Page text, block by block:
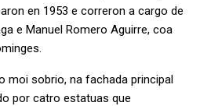
en 1953 e correron a cargo de
e Manuel Romero Aguirre, coa
moi sobrio, na fachada principal
por catro estatuas que